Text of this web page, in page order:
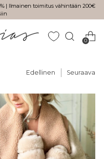
| Ilmainen toimitus vähintään 200€
0
Edellinen Seuraava